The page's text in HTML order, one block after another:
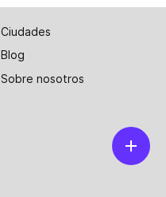
Ciudades
Blog
Sobre nosotros